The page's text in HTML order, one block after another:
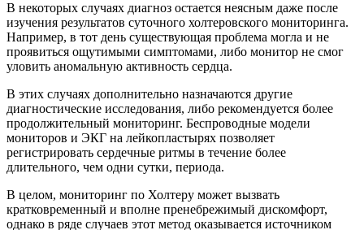
В некоторых случаях диагноз остается неясным даже после
изучения результатов суточного холтеровского мониторинга.
Например, в тот день существующая проблема могла и не
проявиться ощутимыми симптомами, либо монитор не смог
уловить аномальную активность сердца.
В этих случаях дополнительно назначаются другие
диагностические исследования, либо рекомендуется более
продолжительный мониторинг. Беспроводные модели
мониторов и ЭКГ на лейкопластырях позволяет
регистрировать сердечные ритмы в течение более
длительного, чем одни сутки, периода.
В целом, мониторинг по Холтеру может вызвать
кратковременный и вполне пренебрежимый дискомфорт,
однако в ряде случаев этот метод оказывается источником